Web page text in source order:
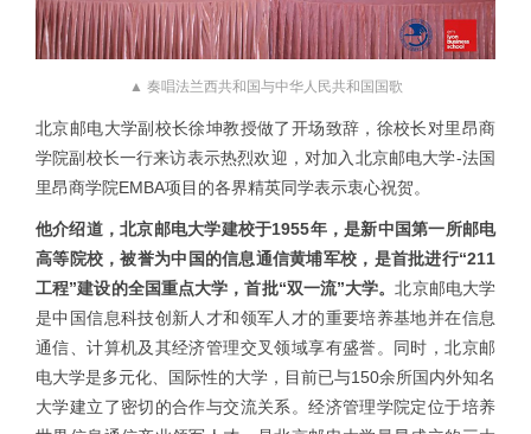
▲ 奏唱法兰西共和国与中华人民共和国国歌
北京邮电大学副校长徐坤教授做了开场致辞，徐校长对里昂商
学院副校长一行来访表示热烈欢迎，对加入北京邮电大学-法国
里昂商学院EMBA项目的各界精英同学表示衷心祝贺。
他介绍道，北京邮电大学建校于1955年，是新中国第一所邮电
高等院校，被誉为中国的信息通信黄埔军校，是首批进行“211
工程”建设的全国重点大学，首批“双一流”大学。北京邮电大学
是中国信息科技创新人才和领军人才的重要培养基地并在信息
通信、计算机及其经济管理交叉领域享有盛誉。同时，北京邮
电大学是多元化、国际性的大学，目前已与150余所国内外知名
大学建立了密切的合作与交流关系。经济管理学院定位于培养